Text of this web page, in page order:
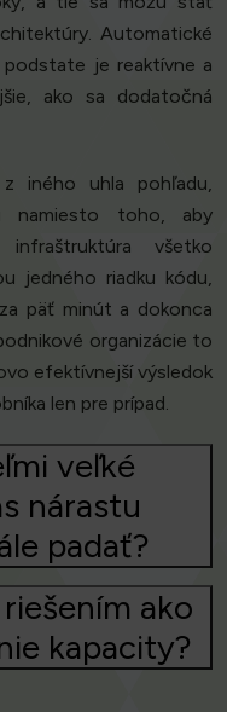
Automatické
je reaktívne a
ako sa dodatočná
iného uhla pohľadu,
namiesto toho, aby
všetko
jedného riadku kódu,
päť minút a dokonca
organizácie to
efektívnejší výsledok
len pre prípad.
veľké
nárastu
padať?
ako
kapacity?